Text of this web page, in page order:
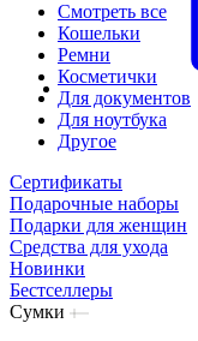
Смотреть все
Кошельки
Ремни
Косметички
Для документов
Для ноутбука
Другое
Сертификаты
Подарочные наборы
Подарки для женщин
Средства для ухода
Новинки
Бестселлеры
Сумки